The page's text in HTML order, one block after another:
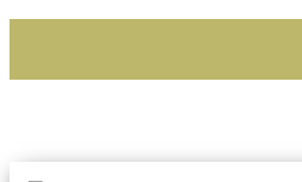
Hotline:0938 336 079